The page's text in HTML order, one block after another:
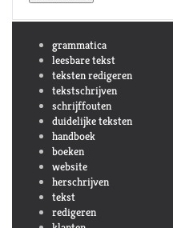
grammatica
leesbare tekst
teksten redigeren
tekstschrijven
schrijffouten
duidelijke teksten
handboek
boeken
website
herschrijven
tekst
redigeren